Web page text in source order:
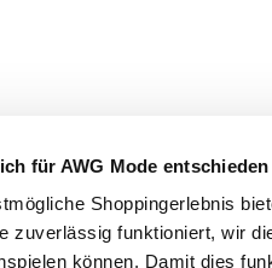
für AWG Mode
Shoppingerlebnis
zuverlässig funktioniert, wir
können. Damit dies